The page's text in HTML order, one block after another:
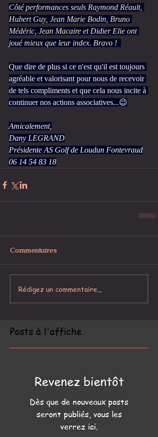
Côté performances seuls Raymond Réault,
Hubert Guy, Jean Marie Bodin, Bruno
Médéric, Jean Macaire et Didier Elie ont
joué mieux que leur index. Bravo !
Que dire de plus si ce n'est qu'il est toujours
agréable et valorisant pour nous de recevoir
de tels compliments et que cela nous incite à
continuer nos actions associatives...😉
Amicalement,
Dany LEGRAND
Présidente AS Golf de Loudun Fontevraud
06 14 54 83 18
Commentaires
Rédigez un commentaire...
Posts à l'affiche
Revenez bientôt
Dès que de nouveaux posts
seront publiés, vous les
verrez ici.